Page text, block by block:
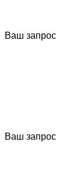
Ваш запрос
Ваш запрос